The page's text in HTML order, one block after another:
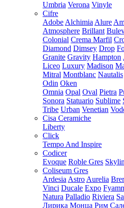
Umbria Verona Vinyle
Cifre
Adobe Alchimia Alure
Atmosphere Brillant
Colonial Crema Marfil
Diamond Dimsey Drop
Granite Gravity Hampton
Liceo Luxury Madison
Mitral Montblanc Nautalis
Odin Oken
Omnia Opal Oval Pietra
Sonora Statuario Sublime
Tribe Urban Venetian
Cisa Ceramiche
Liberty
Click
Tempo And Inspire
Codicer
Evoque Roble Gres
Coliseum Gres
Ardesia Astro Aurelia
Vinci Ducale Expo
Natura Palladio Riviera
Лирика Монца Рим